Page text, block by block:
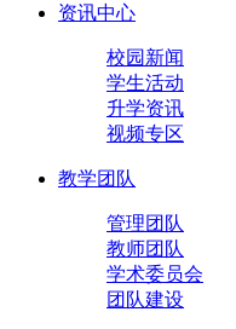
资讯中心
校园新闻
学生活动
升学资讯
视频专区
教学团队
管理团队
教师团队
学术委员会
团队建设